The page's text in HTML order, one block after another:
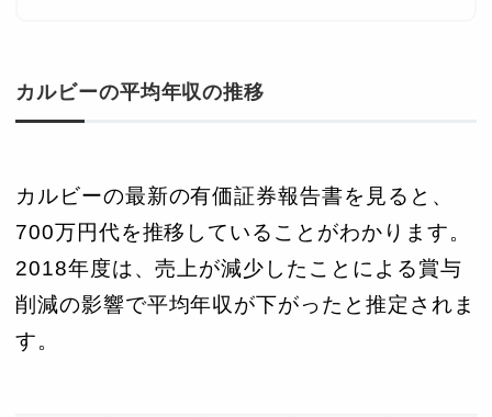
カルビーの平均年収の推移
カルビーの最新の有価証券報告書を見ると、
700万円代を推移していることがわかります。
2018年度は、売上が減少したことによる賞与
削減の影響で平均年収が下がったと推定されま
す。